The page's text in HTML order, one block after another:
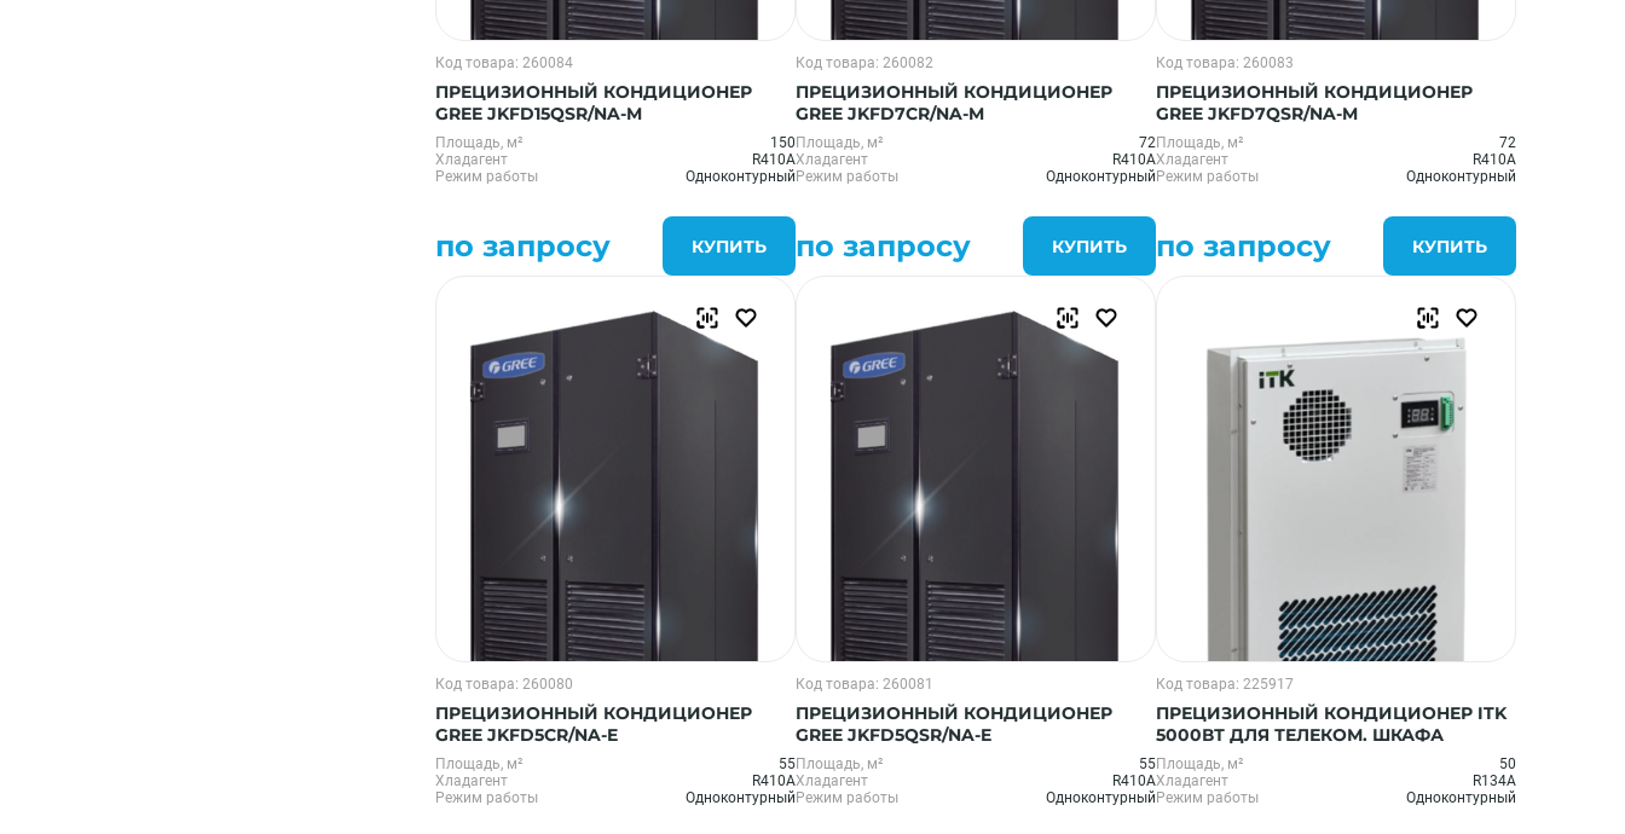
Код товара: 260084
ПРЕЦИЗИОННЫЙ КОНДИЦИОНЕР
GREE JKFD15QSR/NA-M
Площадь, м²
150
Хладагент
R410A
Режим работы
Одноконтурный
по запросу КУПИТЬ
Код товара: 260082
ПРЕЦИЗИОННЫЙ КОНДИЦИОНЕР
GREE JKFD7CR/NA-M
Площадь, м²
72
Хладагент
R410A
Режим работы
Одноконтурный
по запросу КУПИТЬ
Код товара: 260083
ПРЕЦИЗИОННЫЙ КОНДИЦИОНЕР
GREE JKFD7QSR/NA-M
Площадь, м²
72
Хладагент
R410A
Режим работы
Одноконтурный
по запросу КУПИТЬ
Код товара: 260080
ПРЕЦИЗИОННЫЙ КОНДИЦИОНЕР
GREE JKFD5CR/NA-E
Площадь, м²
55
Хладагент
R410A
Режим работы
Одноконтурный
Код товара: 260081
ПРЕЦИЗИОННЫЙ КОНДИЦИОНЕР
GREE JKFD5QSR/NA-E
Площадь, м²
55
Хладагент
R410A
Режим работы
Одноконтурный
Код товара: 225917
ПРЕЦИЗИОННЫЙ КОНДИЦИОНЕР ITK
5000ВТ ДЛЯ ТЕЛЕКОМ. ШКАФА
Площадь, м²
50
Хладагент
R134A
Режим работы
Одноконтурный